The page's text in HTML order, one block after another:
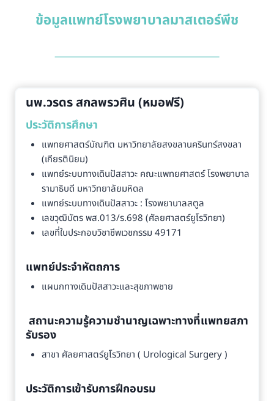
ข้อมูลแพทย์โรงพยาบาลมาสเตอร์พีช
นพ.วรดร สกลพรวศิน (หมอฟรี)
ประวัติการศึกษา
แพทยศาสตร์บัณฑิต มหาวิทยาลัยสงขลานครินทร์สงขลา
(เกียรตินิยม)
แพทย์ระบบทางเดินปัสสาวะ คณะแพทยศาสตร์ โรงพยาบาล
รามาธิบดี มหาวิทยาลัยมหิดล
แพทย์ระบบทางเดินปัสสาวะ : โรงพยาบาลสตูล
เลขวุฒิบัตร พส.013/ร.698 (ศัลยศาสตร์ยูโรวิทยา)
เลขที่ใบประกอบวิชาชีพเวชกรรม 49171
แพทย์ประจำหัตถการ
แผนกทางเดินปัสสาวะและสุขภาพชาย
สถานะความรู้ความชำนาญเฉพาะทางที่แพทยสภา
รับรอง
สาขา ศัลยศาสตร์ยูโรวิทยา ( Urological Surgery )
ประวัติการเข้ารับการฝึกอบรม